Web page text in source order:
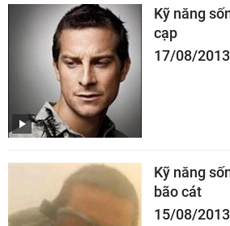
Kỹ năng
cạp
17/08/
Kỹ năng
bão cát
15/08/